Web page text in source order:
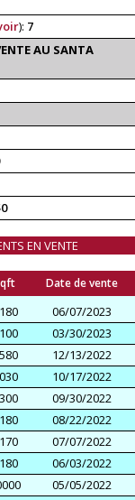
): 7
AU SANTA
EN VENTE
Date de vente
06/07/2023
03/30/2023
12/13/2022
10/17/2022
09/30/2022
08/22/2022
07/07/2022
06/03/2022
05/05/2022